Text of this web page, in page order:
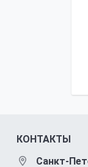
КОНТАКТЫ
Санкт-